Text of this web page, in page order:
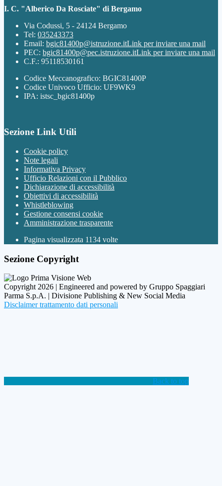
I. C. "Alberico Da Rosciate" di Bergamo
Via Codussi, 5 - 24124 Bergamo
Tel: 035243373
Email: bgic81400p@istruzione.itLink per inviare una mail
PEC: bgic81400p@pec.istruzione.itLink per inviare una mail
C.F.: 95118530161
Codice Meccanografico: BGIC81400P
Codice Univoco Ufficio: UF9WK9
IPA: istsc_bgic81400p
Sezione Link Utili
Cookie policy
Note legali
Informativa Privacy
Ufficio Relazioni con il Pubblico
Dichiarazione di accessibilità
Obiettivi di accessibilità
Whistleblowing
Gestione consensi cookie
Amministrazione trasparente
Pagina visualizzata 1134 volte
Sezione Copyright
Copyright 2026 | Engineered and powered by Gruppo Spaggiari
Parma S.p.A. | Divisione Publishing & New Social Media
Disclaimer trattamento dati personali
Back to top